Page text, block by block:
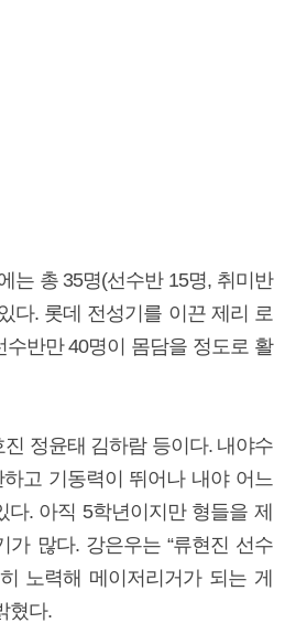
는 총 35명(선수반 15명, 취미반
다. 롯데 전성기를 이끈 제리 로
반만 40명이 몸담을 정도로 활
정윤태 김하람 등이다. 내야수
고 기동력이 뛰어나 내야 어느
다. 아직 5학년이지만 형들을 제
가 많다. 강은우는 “류현진 선수
노력해 메이저리거가 되는 게
혔다.